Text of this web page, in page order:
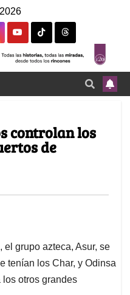
controlan los
de
grupo azteca, Asur, se
tenían los Char, y Odinsa
otros grandes